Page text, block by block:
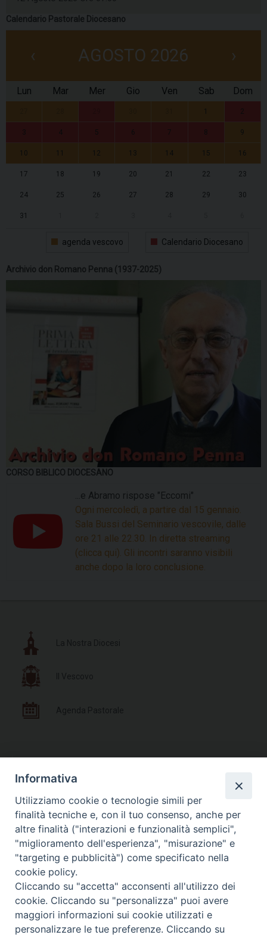
Calendario Pastorale Diocesano
‹ AGOSTO 2026 ›
Lun Mar Mer Gio Ven Sab Dom
1 2
3 4 5 6 7 8 9
10 11 12 13 14 15 16
17 18 19 20 21 22 23
24 25 26 27 28 29 30
31
agenda vescovo Calendario Diocesano
Archivio don Romano Penna (1937-2025)
CORSO BIBLICO DIOCESANO
...e Abramo rispose "Eccomi"
Ogni mercoledì, a partire dal 15 gennaio.
Sala Bussi del Seminario vescovile, dalle
ore 21 alle 22.30. In diretta streaming
(clicca qui). Gli incontri saranno visibili
anche dopo la loro conclusione.
Documenti Pastorali
Parrocchie e Orari Messe
Liturgia delle Ore
Photogallery
Videogallery
Informativa
Utilizziamo cookie o tecnologie simili per
finalità tecniche e, con il tuo consenso, anche per
altre finalità ("interazioni e funzionalità semplici",
"miglioramento dell'esperienza", "misurazione" e
"targeting e pubblicità") come specificato nella
cookie policy.
Cliccando su "accetta" acconsenti all'utilizzo dei
cookie. Cliccando su "personalizza" puoi avere
maggiori informazioni sui cookie utilizzati e
personalizzare le tue preferenze. Cliccando su